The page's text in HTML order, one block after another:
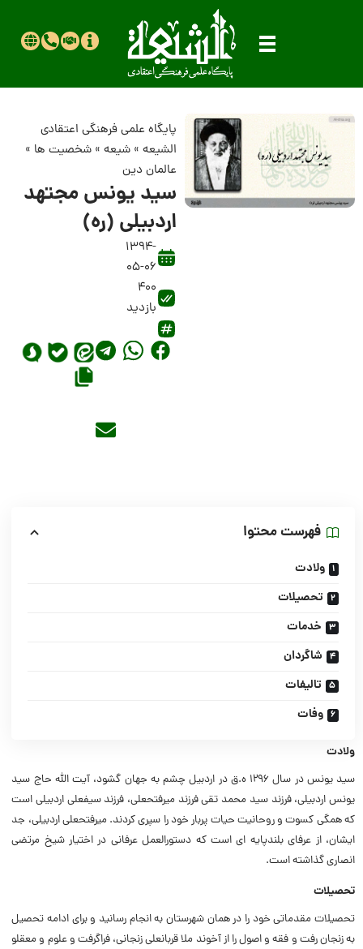
پایگاه علمی فرهنگی اعتقادی
الشیعه» شیعه» شخصیت ها »
عالمان دین
سید یونس مجتهد
اردبیلى (ره)
1394-
05-06
400
بازدید
فهرست محتوا
ولادت
تحصیلات
خدمات
شاگردان
تالیفات
وفات
ولادت
سید یونس در سال ۱۲۹۶ ه.ق در اردبیل چشم به جهان گشود، آیت الله حاج سید
یونس اردبیلی، فرزند سید محمد تقى فرزند میرفتحعلی، فرزند سیفعلى اردبیلى است
که همگى کسوت و روحانیت حیات پربار خود را سپرى کردند. میرفتحعلى اردبیلی، جد
ایشان، از عرفاى بلندپایه اى است که دستورالعمل عرفانى در اختیار شیخ مرتضى
انصارى گذاشته است.
تحصیلات
تحصیلات مقدماتى خود را در همان شهرستان به انجام رسانید و براى ادامه تحصیل
به زنجان رفت و فقه و اصول را از آخوند ملا قربانعلى زنجانی، فراگرفت و علوم و معقلو